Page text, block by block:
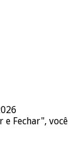
Fechar",